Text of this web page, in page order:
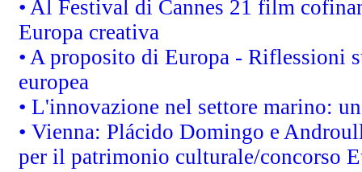
• Al Festival di Cannes 21 film
Europa creativa
• A proposito di Europa - Riflessioni
europea
• L'innovazione nel settore marino:
• Vienna: Plácido Domingo e
per il patrimonio culturale/concorso